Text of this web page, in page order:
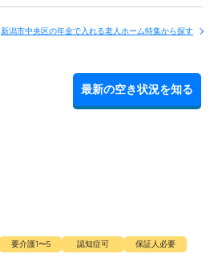
新潟市中央区の年金で入れる老人ホーム特集から探す
最新の空き状況を知る
要介護1〜5 認知症可
保証人必要